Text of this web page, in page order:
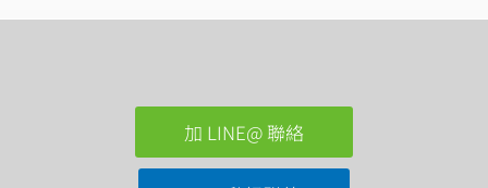
加 LINE@ 聯絡